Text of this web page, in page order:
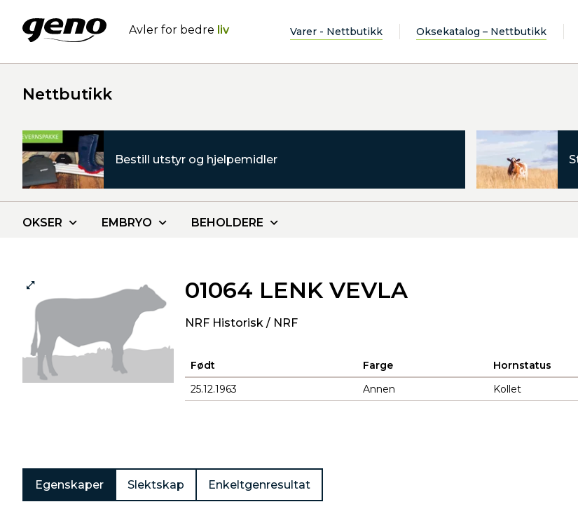
Avler for bedre liv Varer - Nettbutikk Oksekatalog – Nettbutikk
Nettbutikk
Bestill utstyr og hjelpemidler
OKSER EMBRYO BEHOLDERE
01064 LENK VEVLA
NRF Historisk / NRF
Født Farge Hornstatus
25.12.1963
Annen Kollet
Egenskaper Slektskap Enkeltgenresultat